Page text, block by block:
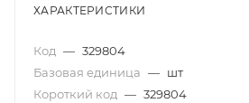
ХАРАКТЕРИСТИКИ
Код — 329804
Базовая единица — шт
Короткий код — 329804